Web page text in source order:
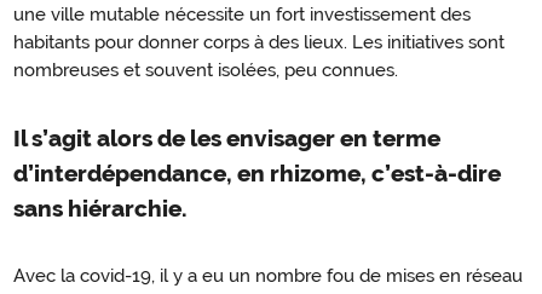
une ville mutable nécessite un fort investissement des
habitants pour donner corps à des lieux. Les initiatives sont
nombreuses et souvent isolées, peu connues.
Il s’agit alors de les envisager en terme
d’interdépendance, en rhizome, c’est-à-dire
sans hiérarchie.
Avec la covid-19, il y a eu un nombre fou de mises en réseau